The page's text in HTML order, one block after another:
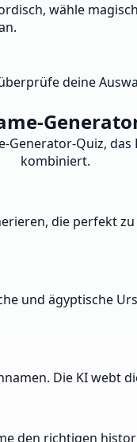
wähle
deine
Quiz,
kombiniert.
die perfekt
und ägyptische
Die KI
den richtigen